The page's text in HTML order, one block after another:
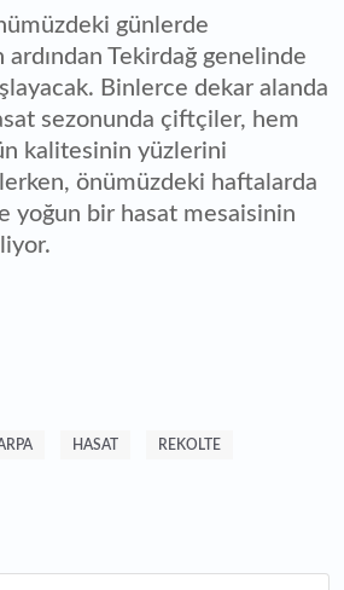
günlerde
ardından Tekirdağ genelinde
Binlerce dekar alanda
sezonunda çiftçiler, hem
kalitesinin yüzlerini
önümüzdeki haftalarda
yoğun bir hasat mesaisinin
HASAT REKOLTE